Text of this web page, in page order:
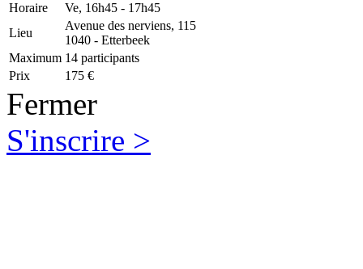
Horaire
Ve, 16h45 - 17h45
Lieu
Avenue des nerviens, 115
1040 - Etterbeek
Maximum 14 participants
Prix
175 €
Fermer
S'inscrire >